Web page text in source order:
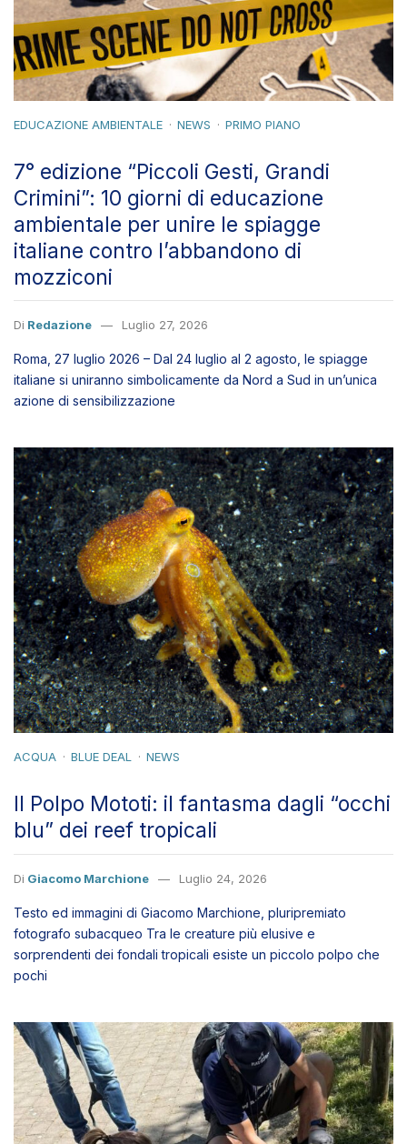
EDUCAZIONE AMBIENTALE NEWS PRIMO PIANO
7° edizione “Piccoli Gesti, Grandi
Crimini”: 10 giorni di educazione
ambientale per unire le spiagge
italiane contro l’abbandono di
mozziconi
Di Redazione Luglio 27, 2026
Roma, 27 luglio 2026 – Dal 24 luglio al 2 agosto, le spiagge
ACQUA BLUE DEAL NEWS
Il Polpo Mototi: il fantasma dagli “occhi
blu” dei reef tropicali
Testo ed immagini di Giacomo Marchione, pluripremiato
fotografo subacqueo Tra le creature più elusive e
pochi